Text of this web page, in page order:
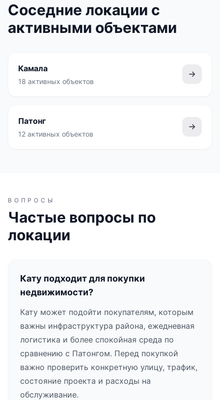
Соседние локации с
активными объектами
Камала
18 активных объектов
Патонг
12 активных объектов
ВОПРОСЫ
Частые вопросы по
локации
Кату подходит для покупки
недвижимости?
Кату может подойти покупателям, которым
важны инфраструктура района, ежедневная
логистика и более спокойная среда по
сравнению с Патонгом. Перед покупкой
важно проверить конкретную улицу, трафик,
состояние проекта и расходы на
обслуживание.